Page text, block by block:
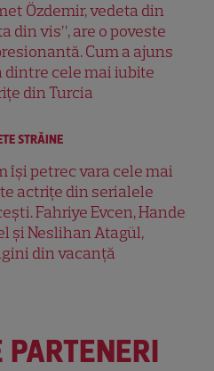
Özdemir, vedeta din
din vis”, are o poveste
Cum a ajuns
dintre cele mai iubite
din Turcia
STRĂINE
își petrec vara cele mai
actrițe din serialele
Fahriye Evcen, Hande
și Neslihan Atagül,
din vacanță